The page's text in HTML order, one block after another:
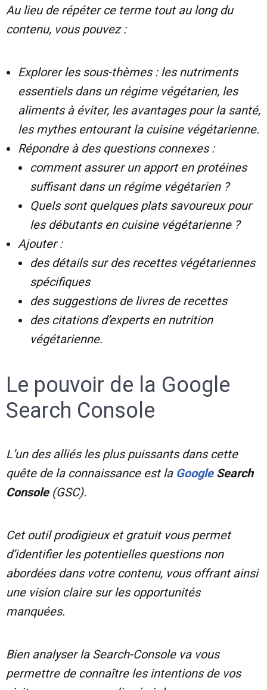
Au lieu de répéter ce terme tout au long du
contenu, vous pouvez :
Explorer les sous-thèmes : les nutriments
essentiels dans un régime végétarien, les
aliments à éviter, les avantages pour la santé,
les mythes entourant la cuisine végétarienne.
Répondre à des questions connexes :
comment assurer un apport en protéines
suffisant dans un régime végétarien ?
Quels sont quelques plats savoureux pour
les débutants en cuisine végétarienne ?
Ajouter :
des détails sur des recettes végétariennes
spécifiques
des suggestions de livres de recettes
des citations d’experts en nutrition
végétarienne.
Le pouvoir de la Google
Search Console
L’un des alliés les plus puissants dans cette
quête de la connaissance est la GoogleSearch
Console(GSC).
Cet outil prodigieux et gratuit vous permet
d’identifier les potentielles questions non
abordées dans votre contenu, vous offrant ainsi
une vision claire sur les opportunités
manquées.
Bien analyser la Search-Console va vous
permettre de connaître les intentions de vos